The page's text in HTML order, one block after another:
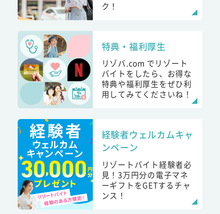
ク！
特典・福利厚生
リゾバ.com でリゾート
バイトをしたら、お得な
特典や福利厚生をぜひ利
用してみてくださいね！
経験者ウェルカムキャ
ンペーン
リゾートバイト経験者必
見！3万円分の電子マネ
ーギフトをGETするチャ
ンス！